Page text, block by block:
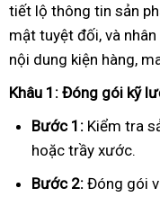
tiết lộ thông tin sản
mật tuyệt đối, và
nội dung kiện hàng,
Khâu 1: Đóng gói kỹ
Bước 1: Kiểm tra
hoặc trầy xước.
Bước 2: Đóng gói